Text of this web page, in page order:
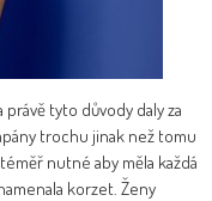
tyto důvody daly za
trochu jinak než tomu
nutné aby měla každá
korzet. Ženy